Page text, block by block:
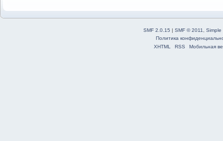
SMF 2.0.15 | SMF © 2011
Simple
Политика
XHTML
RSS Мобильная